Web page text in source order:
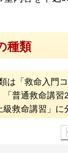
種類
は「救命入門
「普通救命講習
救命講習」に